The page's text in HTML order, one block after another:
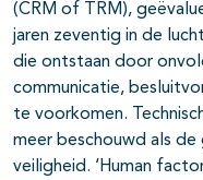
(CRM of TRM),
jaren zeventig in de
die ontstaan door
communicatie,
te voorkomen.
meer beschouwd als
veiligheid. ‘Human